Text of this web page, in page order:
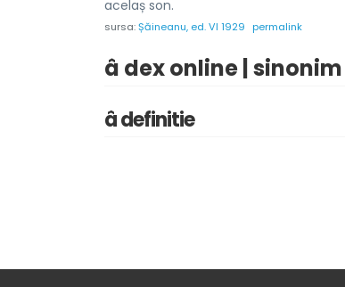
acelaș son.
sursa:Șăineanu, ed. VI 1929 permalink
â dex online | sinonim
â definitie